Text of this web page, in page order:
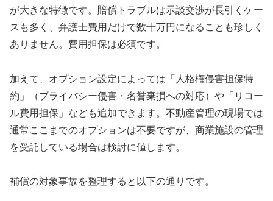
が大きな特徴です。賠償トラブルは示談交渉が長引くケー
スも多く、弁護士費用だけで数十万円になることも珍しく
ありません。費用担保は必須です。
加えて、オプション設定によっては「人格権侵害担保特
約」（プライバシー侵害・名誉棄損への対応）や「リコー
ル費用担保」なども追加できます。不動産管理の現場では
通常ここまでのオプションは不要ですが、商業施設の管理
を受託している場合は検討に値します。
補償の対象事故を整理すると以下の通りです。